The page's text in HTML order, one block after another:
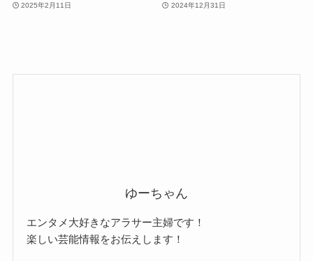
2025年2月11日 2024年12月31日
ゆーちゃん
エンタメ大好きなアラサー主婦です！
楽しい芸能情報をお伝えします！